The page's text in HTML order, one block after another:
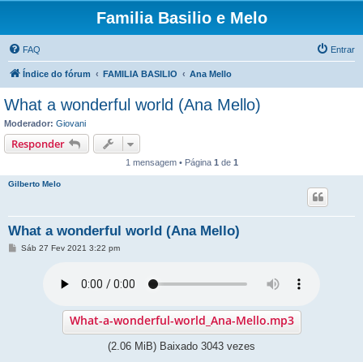
Familia Basilio e Melo
FAQ Entrar
Índice do fórum FAMILIA BASILIO Ana Mello
What a wonderful world (Ana Mello)
Moderador: Giovani
Responder
1 mensagem • Página 1 de 1
Gilberto Melo
What a wonderful world (Ana Mello)
MSáb 27 Fev 2021 3:22 pm
What-a-wonderful-world_Ana-Mello.mp3
(2.06 MiB) Baixado 3043 vezes